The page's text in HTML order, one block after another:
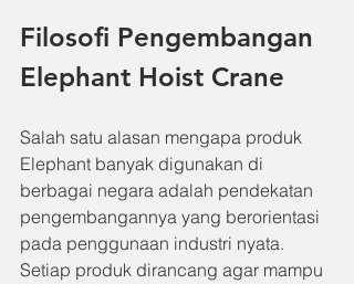
Filosofi Pengembangan
Elephant Hoist Crane
Salah satu alasan mengapa produk
Elephant banyak digunakan di
berbagai negara adalah pendekatan
pengembangannya yang berorientasi
pada penggunaan industri nyata.
Setiap produk dirancang agar mampu